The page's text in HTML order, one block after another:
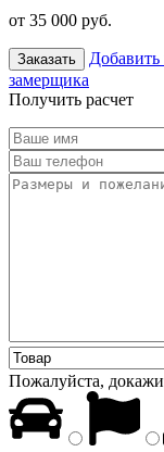
от 35 000 руб.
Заказать Добавить
замерщика
Получить расчет
Пожалуйста,